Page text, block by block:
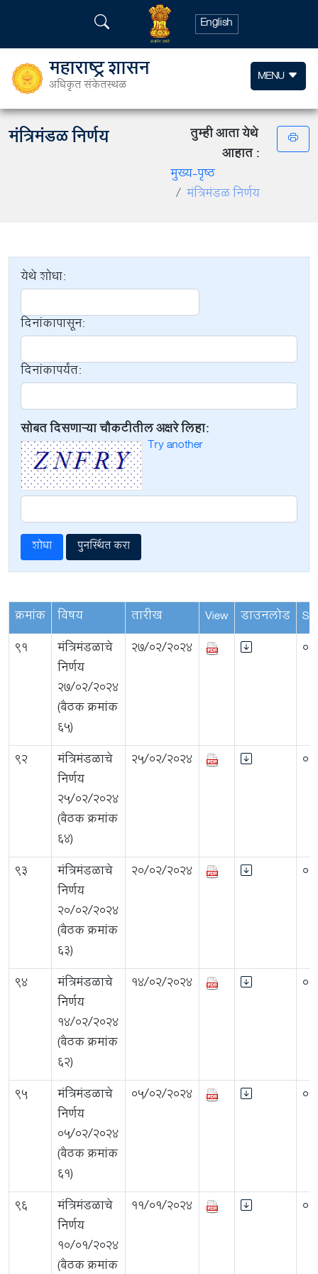
English
महाराष्ट्र शासन
अधिकृत संकेतस्थळ MENU
मंत्रिमंडळ निर्णय
तुम्ही आता येथे
आहात :
मुख्य-पृष्ठ
मंत्रिमंडळ निर्णय
येथे शोधा:
दिनांकापासून:
दिनांकापर्यंत:
सोबत दिसणाऱ्या चौकटीतील अक्षरे लिहा:
Try another
क्रमांक विषय तारीख View डाउनलोड
91
मंत्रिमंडळाचे
निर्णय
२७/०२/२०२४
(बैठक क्रमांक
६५)
27/02/2024
92
मंत्रिमंडळाचे
निर्णय
२५/०२/२०२४
(बैठक क्रमांक
६४)
25/02/2024
93
मंत्रिमंडळाचे
निर्णय
२०/०२/२०२४
(बैठक क्रमांक
६३)
20/02/2024
94
मंत्रिमंडळाचे
निर्णय
१४/०२/२०२४
(बैठक क्रमांक
६२)
14/02/2024
95
मंत्रिमंडळाचे
निर्णय
०५/०२/२०२४
(बैठक क्रमांक
६१)
05/02/2024
96
मंत्रिमंडळाचे
निर्णय
१०/०१/२०२४
(बैठक क्रमांक
11/01/2024